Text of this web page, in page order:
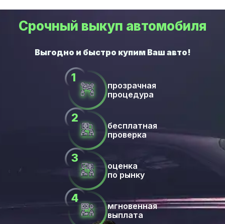
Срочный выкуп автомобиля
прозрачная
процедура
бесплатная
проверка
оценка
по рынку
мгновенная
выплата